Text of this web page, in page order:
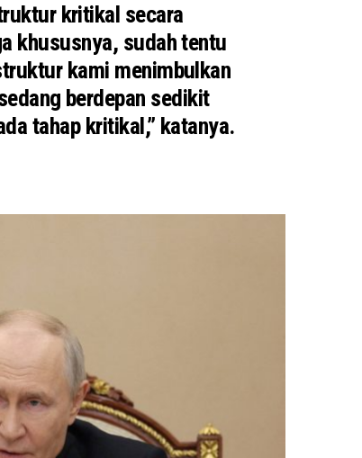
kritikal secara
khususnya, sudah tentu
kami menimbulkan
berdepan sedikit
tahap kritikal,” katanya.